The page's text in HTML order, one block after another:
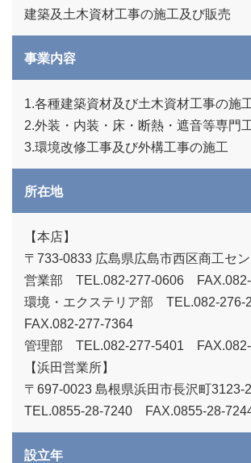
建築及土木資材工事の施工及び販売
事業内容
1.各種建築資材及び土木資材工事の施
2.外装・内装・床・断熱・遮音等専門
3.環境改修工事及び外構工事の施工
所在地
【本店】
〒733-0833 広島県広島市西区商工セ
営業部 TEL.082-277-0606
環境・エクステリア部 TEL.082-276-
FAX.082-277-7364
管理部 TEL.082-277-5401
【浜田営業所】
〒697-0023 島根県浜田市長沢町3123-
TEL.0855-28-7240 FAX.0855-28-
設立年